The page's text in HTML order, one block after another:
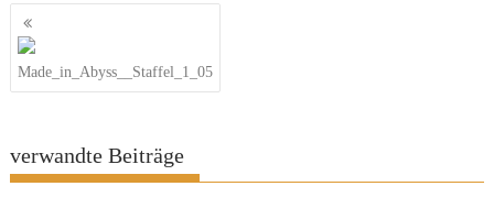
Beitragsnavigation
Made_in_Abyss__Staffel_1_05
verwandte Beiträge